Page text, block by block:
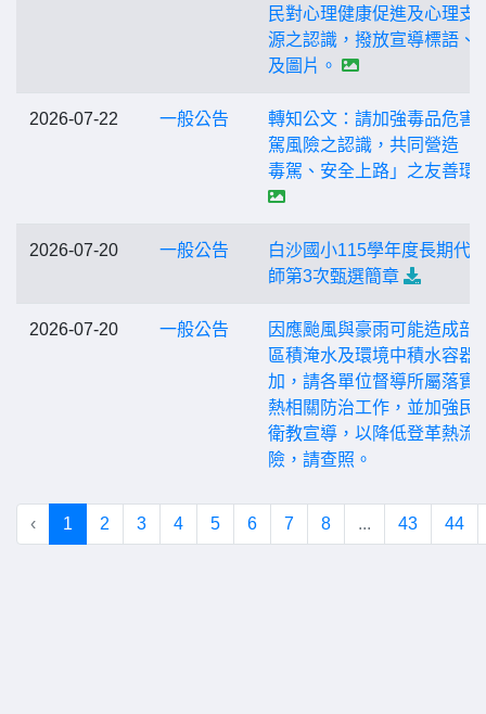
民對心理健康促進及心理支
源之認識，撥放宣導標語、
及圖片。
2026-07-22 一般公告
轉知公文：請加強毒品危害
駕風險之認識，共同營造「
毒駕、安全上路」之友善環
2026-07-20 一般公告
白沙國小115學年度長期代
師第3次甄選簡章
2026-07-20 一般公告
因應颱風與豪雨可能造成部
區積淹水及環境中積水容器
加，請各單位督導所屬落實
熱相關防治工作，並加強民
衛教宣導，以降低登革熱流
險，請查照。
‹ 1 2 3 4 5 6 7 8 ... 43 44